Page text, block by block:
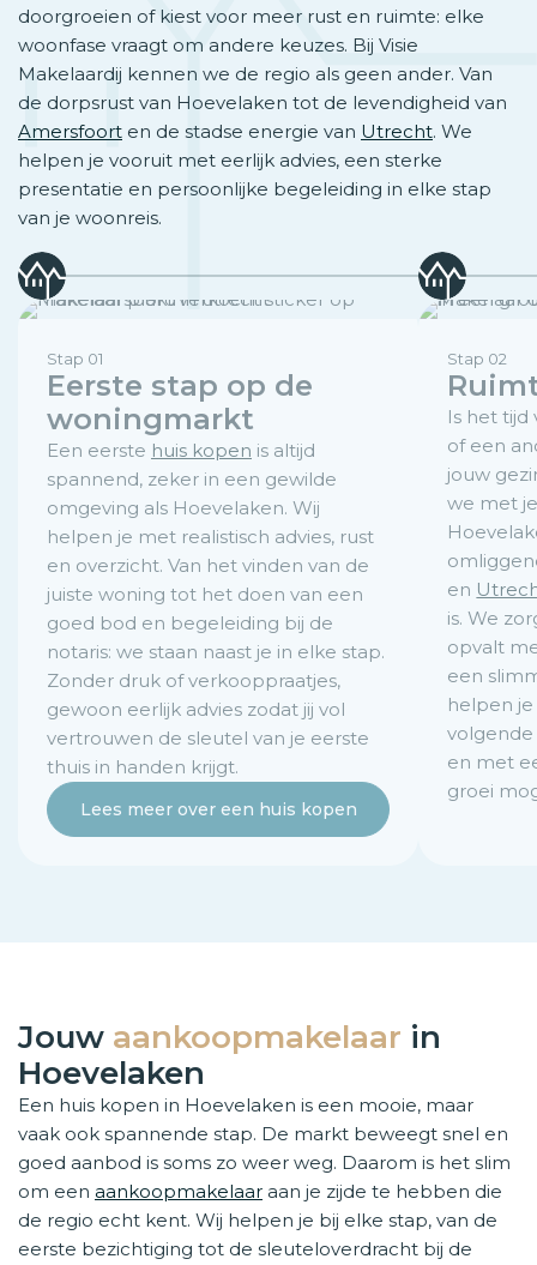
doorgroeien of kiest voor meer rust en ruimte: elke
woonfase vraagt om andere keuzes. Bij Visie
Makelaardij kennen we de regio als geen ander. Van
de dorpsrust van Hoevelaken tot de levendigheid van
Amersfoort en de stadse energie van Utrecht. We
helpen je vooruit met eerlijk advies, een sterke
presentatie en persoonlijke begeleiding in elke stap
van je woonreis.
Stap 01
Eerste stap op de
woningmarkt
Een eerste huis kopen is altijd
spannend, zeker in een gewilde
omgeving als Hoevelaken. Wij
helpen je met realistisch advies, rust
en overzicht. Van het vinden van de
juiste woning tot het doen van een
goed bod en begeleiding bij de
notaris: we staan naast je in elke stap.
Zonder druk of verkooppraatjes,
gewoon eerlijk advies zodat jij vol
vertrouwen de sleutel van je eerste
thuis in handen krijgt.
Lees meer over een huis kopen
Stap 02
Is het
of een
jouw
we met
en
is. We
opvalt
een
helpen
en met
groei
Jouw aankoopmakelaar in
Hoevelaken
Een huis kopen in Hoevelaken is een mooie, maar
vaak ook spannende stap. De markt beweegt snel en
goed aanbod is soms zo weer weg. Daarom is het slim
om een aankoopmakelaar aan je zijde te hebben die
de regio echt kent. Wij helpen je bij elke stap, van de
eerste bezichtiging tot de sleuteloverdracht bij de